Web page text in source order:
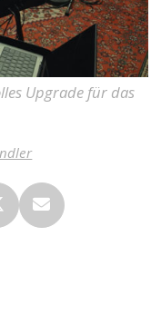
Upgrade für das